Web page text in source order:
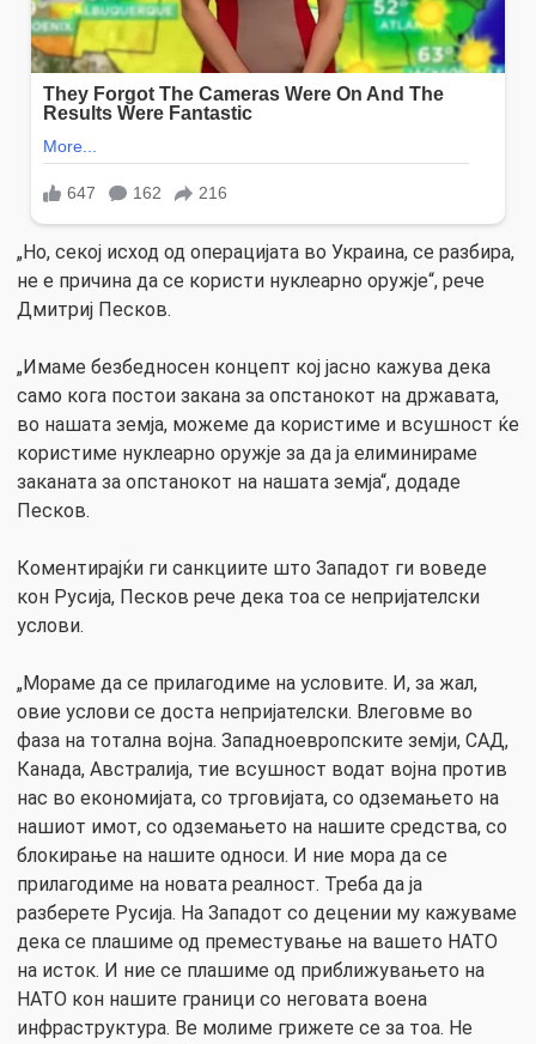
„Но, секој исход од операцијата во Украина, се разбира,
не е причина да се користи нуклеарно оружје“, рече
Дмитриј Песков.
„Имаме безбедносен концепт кој јасно кажува дека
само кога постои закана за опстанокот на државата,
во нашата земја, можеме да користиме и всушност ќе
користиме нуклеарно оружје за да ја елиминираме
заканата за опстанокот на нашата земја“, додаде
Песков.
Коментирајќи ги санкциите што Западот ги воведе
кон Русија, Песков рече дека тоа се непријателски
услови.
„Мораме да се прилагодиме на условите. И, за жал,
овие услови се доста непријателски. Влеговме во
фаза на тотална војна. Западноевропските земји, САД,
Канада, Австралија, тие всушност водат војна против
нас во економијата, со трговијата, со одземањето на
нашиот имот, со одземањето на нашите средства, со
блокирање на нашите односи. И ние мора да се
прилагодиме на новата реалност. Треба да ја
разберете Русија. На Западот со децении му кажуваме
дека се плашиме од преместување на вашето НАТО
на исток. И ние се плашиме од приближувањето на
НАТО кон нашите граници со неговата воена
инфраструктура. Ве молиме грижете се за тоа. Не